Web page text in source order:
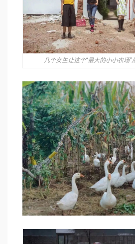
几个女生让这个“最大的小小农场”